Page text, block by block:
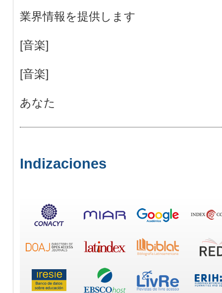
業界情報を提供します
[音楽]
[音楽]
あなた
Indizaciones